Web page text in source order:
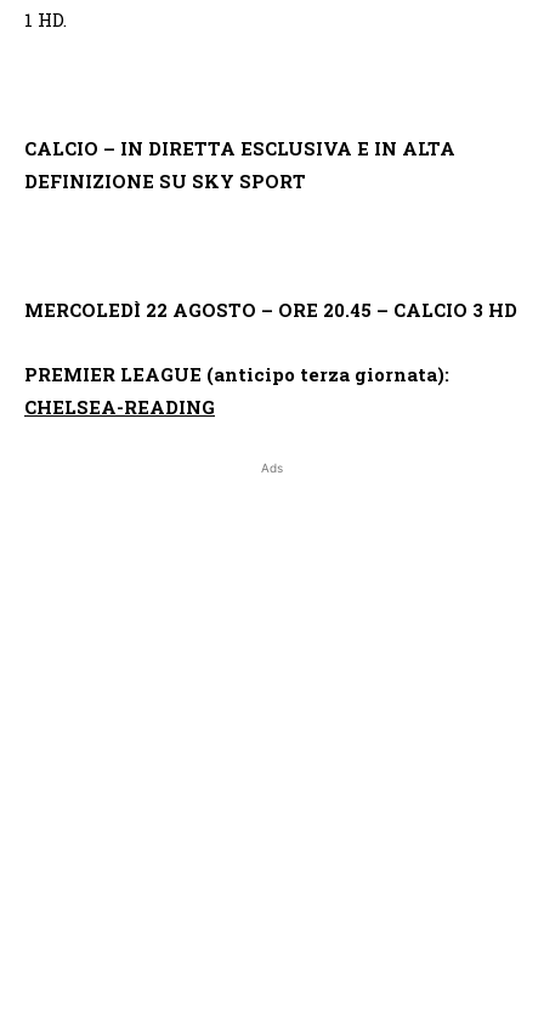
1 HD.
CALCIO – IN DIRETTA ESCLUSIVA E IN ALTA
DEFINIZIONE SU SKY SPORT
MERCOLEDÌ 22 AGOSTO – ORE 20.45 – CALCIO 3 HD
PREMIER LEAGUE (anticipo terza giornata):
CHELSEA-READING
Ads